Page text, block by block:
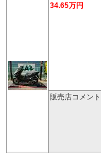
34.65万円
販売店コメント